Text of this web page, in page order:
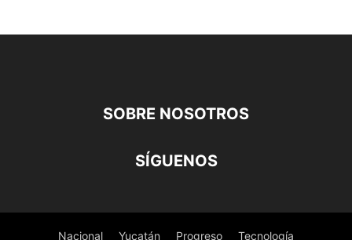
SOBRE NOSOTROS
SÍGUENOS
Nacional Yucatán Progreso Tecnología